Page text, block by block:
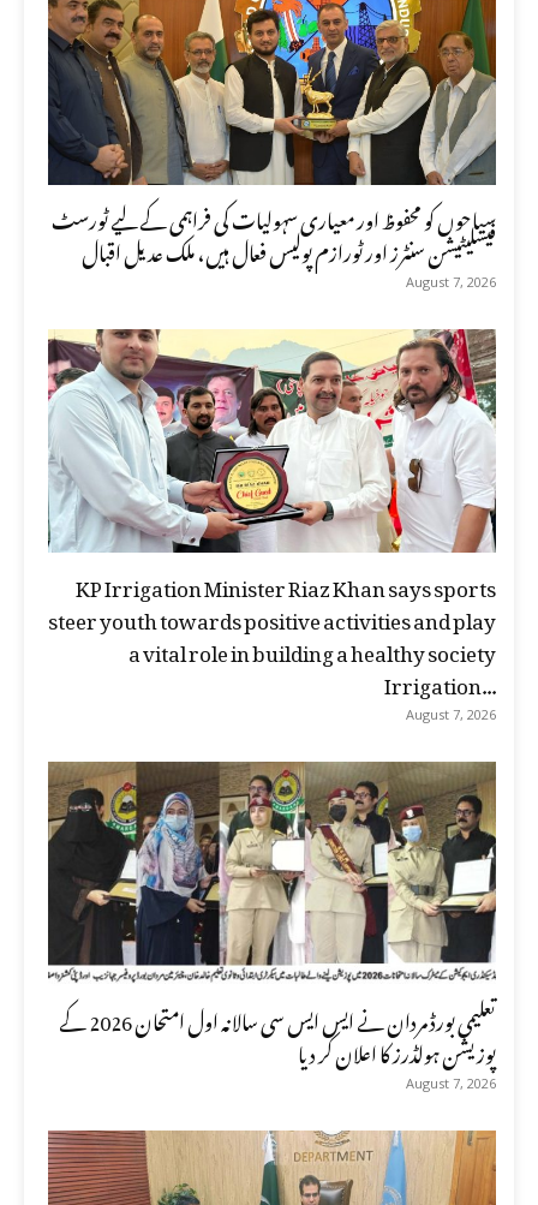
سیاحوں کو محفوظ اور معیاری سہولیات کی فراہمی کے لیے ٹورسٹ
فیسلیٹیشن سنٹرز اور ٹورازم پولیس فعال ہیں، ملک عدیل اقبال
August 7, 2026
KP Irrigation Minister Riaz Khan says sports
steer youth towards positive activities and play
a vital role in building a healthy society
Irrigation...
August 7, 2026
تعلیمی بورڈ مردان نے ایس ایس سی سالانہ اول امتحان 2026 کے
پوزیشن ہولڈرز کا اعلان کر دیا
August 7, 2026